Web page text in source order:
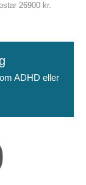
26900 kr.
ADHD eller